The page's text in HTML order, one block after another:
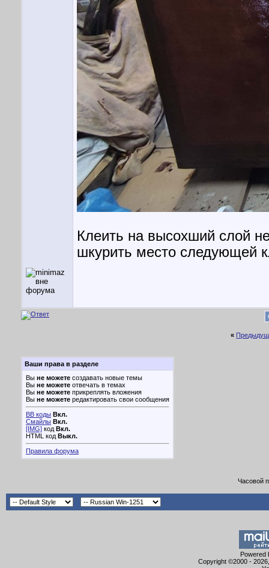
Клеить на высохший слой
шкурить место следующей
«
Ваши права в разделе
Вы не можете создавать новые темы
Вы не можете отвечать в темах
Вы не можете прикреплять вложения
Вы не можете редактировать свои сообщения
BB коды Вкл.
Смайлы Вкл.
[IMG] код Вкл.
HTML код Выкл.
Правила форума
Часовой
Powered
Copyright ©2000 -